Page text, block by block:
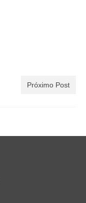
Próximo Post